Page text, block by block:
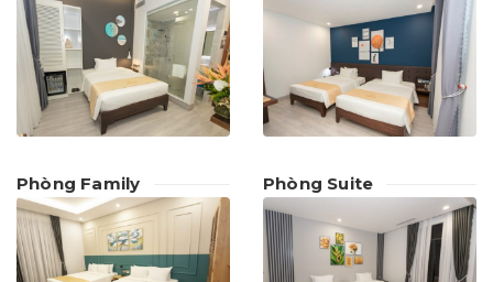
Phòng Family Phòng Suite